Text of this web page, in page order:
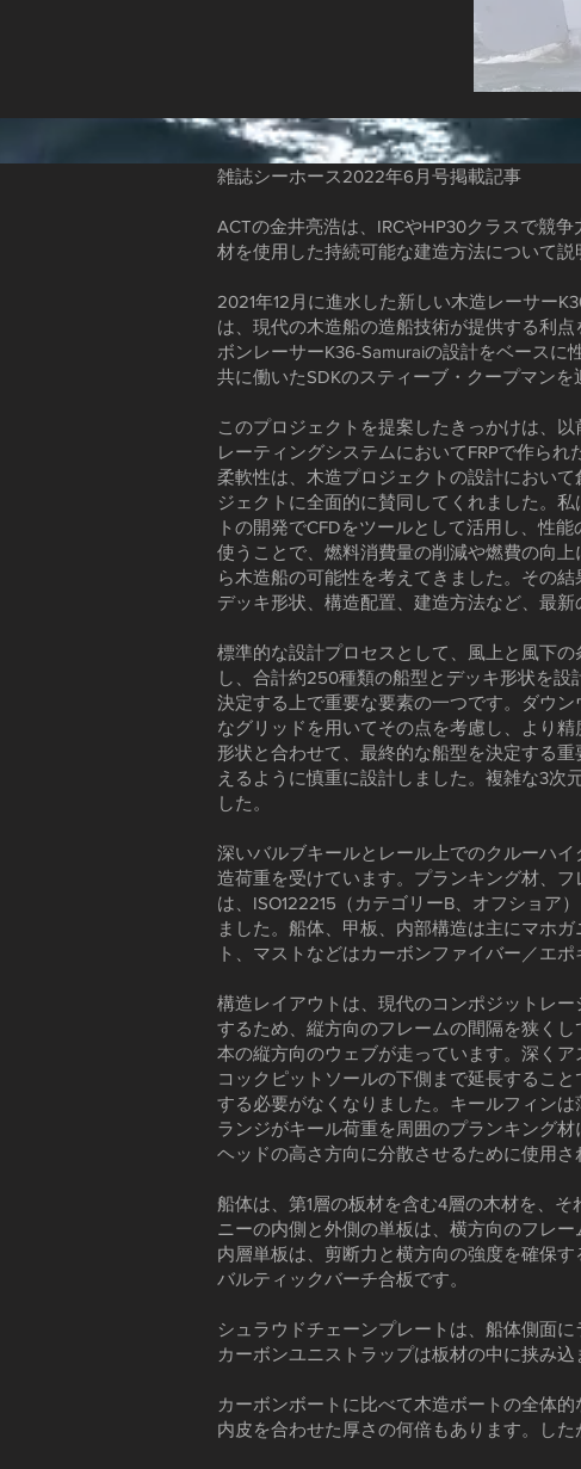
雑誌シーホース2022年6月号掲載記事​
ACTの金井亮浩は、IRCやHP30クラスで競
材を使用した持続可能な建造方法について説
2021年12月に進水した新しい木造レーサー
は、現代の木造船の造船技術が提供する利
ボンレーサーK36-Samuraiの設計をベース
共に働いたSDKのスティーブ・クープマンを
このプロジェクトを提案したきっかけは、
レーティングシステムにおいてFRPで作ら
柔軟性は、木造プロジェクトの設計におい
ジェクトに全面的に賛同してくれました。
トの開発でCFDをツールとして活用し、性
使うことで、燃料消費量の削減や燃費の向
ら木造船の可能性を考えてきました。その
デッキ形状、構造配置、建造方法など、最
標準的な設計プロセスとして、風上と風下
し、合計約250種類の船型とデッキ形状を
決定する上で重要な要素の一つです。ダウ
なグリッドを用いてその点を考慮し、より
形状と合わせて、最終的な船型を決定する
えるように慎重に設計しました。複雑な3次
した。
深いバルブキールとレール上でのクルーハ
造荷重を受けています。プランキング材、
は、ISO122215（カテゴリーB、オフショア
ました。船体、甲板、内部構造は主にマホ
ト、マストなどはカーボンファイバー／エポ
構造レイアウトは、現代のコンポジットレ
するため、縦方向のフレームの間隔を狭く
本の縦方向のウェブが走っています。深く
コックピットソールの下側まで延長するこ
する必要がなくなりました。キールフィン
ランジがキール荷重を周囲のプランキング
ヘッドの高さ方向に分散させるために使用さ
船体は、第1層の板材を含む4層の木材を、
ニーの内側と外側の単板は、横方向のフレ
内層単板は、剪断力と横方向の強度を確保
バルティックバーチ合板です。
シュラウドチェーンプレートは、船体側面
カーボンユニストラップは板材の中に挟み
カーボンボートに比べて木造ボートの全体
内皮を合わせた厚さの何倍もあります。し